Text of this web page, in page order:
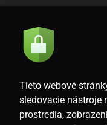
Súhlasím so
SK
Tieto webové
sledovacie nástroje
prostredia,